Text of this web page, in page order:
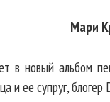
Мари
в новый альбом
и ее супруг,